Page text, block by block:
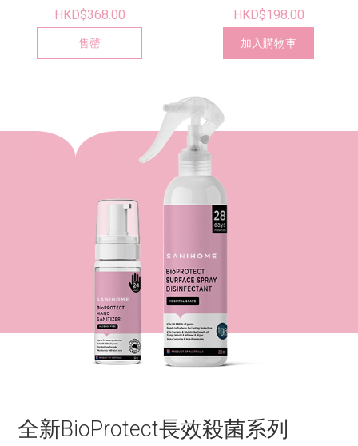
HKD$368.00
售罄
HKD$198.00
加入購物車
全新BioProtect長效殺菌系列